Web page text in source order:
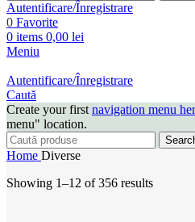
Autentificare/Înregistrare
0 Favorite
0 items 0,00 lei
Meniu
Autentificare/Înregistrare
Caută
Create your first navigation menu
menu" location.
Home Diverse
Showing 1–12 of 356 results